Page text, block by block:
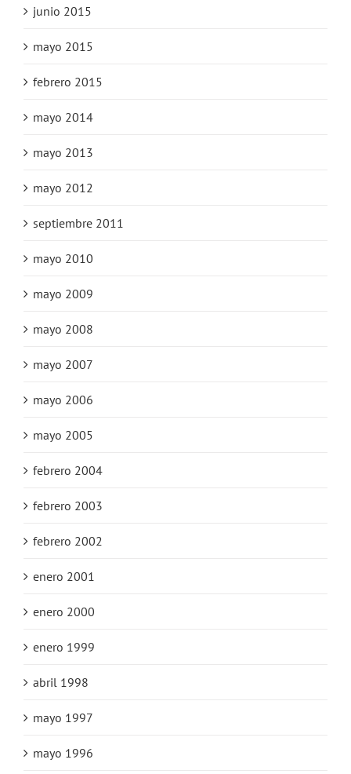
junio 2015
mayo 2015
febrero 2015
mayo 2014
mayo 2013
mayo 2012
septiembre 2011
mayo 2010
mayo 2009
mayo 2008
mayo 2007
mayo 2006
mayo 2005
febrero 2004
febrero 2003
febrero 2002
enero 2001
enero 2000
enero 1999
abril 1998
mayo 1997
mayo 1996